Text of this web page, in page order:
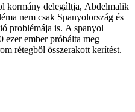
kormány delegáltja, Abdelmalik
nem csak Spanyolország és
problémája is. A spanyol
ezer ember próbálta meg
rétegből összerakott kerítést.